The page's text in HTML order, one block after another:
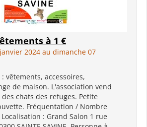
à 1 €
2024 au dimanche 07
vêtements, accessoires,
de maison. L'association vend
chats des refuges. Petite
Fréquentation / Nombre
: Grand Salon 1 rue